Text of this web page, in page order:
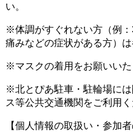
い。
※体調がすぐれない方（例
痛みなどの症状がある方）
※マスクの着用をお願いいた
※北とぴあ駐車・駐輪場に
ス等公共交通機関をご利用く
【個人情報の取扱い・参加